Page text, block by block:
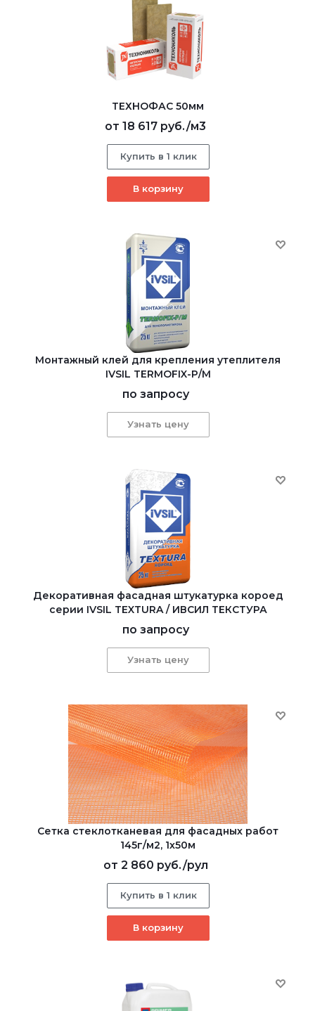
ТЕХНОФАС 50мм
от 18 617 руб./м3
Купить в 1 клик
В корзину
Монтажный клей для крепления утеплителя
IVSIL TERMOFIX-Р/М
по запросу
Узнать цену
Декоративная фасадная штукатурка короед
серии IVSIL TEXTURA / ИВСИЛ ТЕКСТУРА
по запросу
Узнать цену
Сетка стеклотканевая для фасадных работ
145г/м2, 1х50м
от 2 860 руб./рул
Купить в 1 клик
В корзину